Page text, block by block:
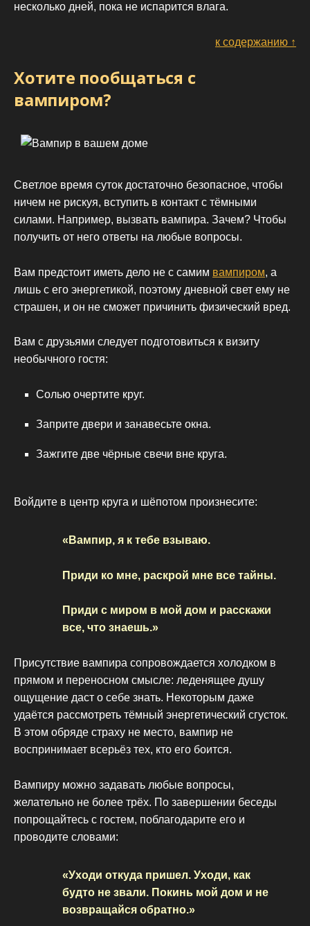
несколько дней, пока не испарится влага.
к содержанию ↑
Хотите пообщаться с
вампиром?
Светлое время суток достаточно безопасное, чтобы
ничем не рискуя, вступить в контакт с тёмными
силами. Например, вызвать вампира. Зачем? Чтобы
получить от него ответы на любые вопросы.
Вам предстоит иметь дело не с самим вампиром, а
лишь с его энергетикой, поэтому дневной свет ему не
страшен, и он не сможет причинить физический вред.
Вам с друзьями следует подготовиться к визиту
необычного гостя:
Солью очертите круг.
Заприте двери и занавесьте окна.
Зажгите две чёрные свечи вне круга.
Войдите в центр круга и шёпотом произнесите:
«Вампир, я к тебе взываю.
Приди ко мне, раскрой мне все тайны.
Приди с миром в мой дом и расскажи
все, что знаешь.»
Присутствие вампира сопровождается холодком в
прямом и переносном смысле: леденящее душу
ощущение даст о себе знать. Некоторым даже
удаётся рассмотреть тёмный энергетический сгусток.
В этом обряде страху не место, вампир не
воспринимает всерьёз тех, кто его боится.
Вампиру можно задавать любые вопросы,
желательно не более трёх. По завершении беседы
попрощайтесь с гостем, поблагодарите его и
проводите словами:
«Уходи откуда пришел. Уходи, как
будто не звали. Покинь мой дом и не
возвращайся обратно.»